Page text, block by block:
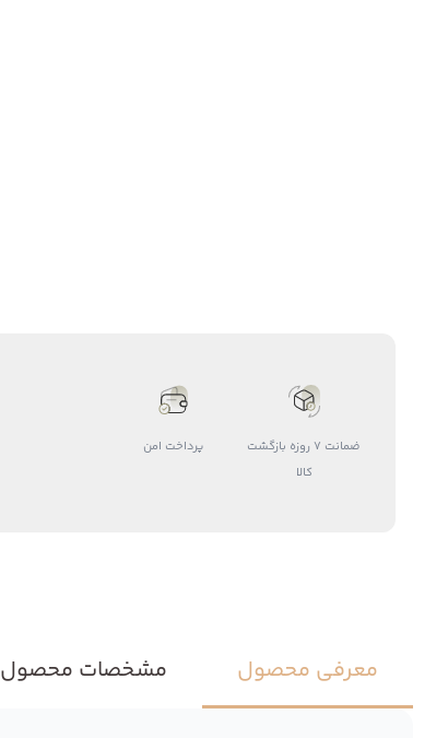
ضمانت 7 روزه بازگشت
کالا
پرداخت امن
معرفی محصول مشخصات محصول